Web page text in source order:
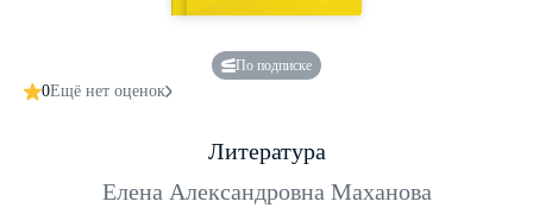
По подписке
0Ещё нет оценок
Литература
Елена Александровна Маханова